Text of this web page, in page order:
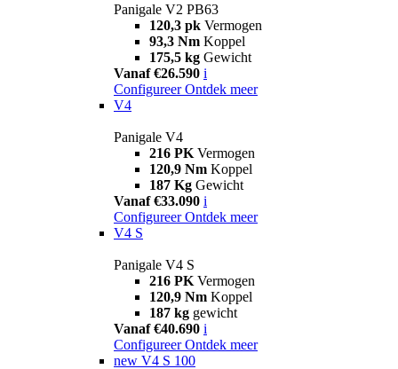
Panigale V2 PB63
120,3 pk Vermogen
93,3 Nm Koppel
175,5 kg Gewicht
Vanaf €26.590 i
Configureer Ontdek meer
V4
Panigale V4
216 PK Vermogen
120,9 Nm Koppel
187 Kg Gewicht
Vanaf €33.090 i
Configureer Ontdek meer
V4 S
Panigale V4 S
216 PK Vermogen
120,9 Nm Koppel
187 kg gewicht
Vanaf €40.690 i
Configureer Ontdek meer
new V4 S 100